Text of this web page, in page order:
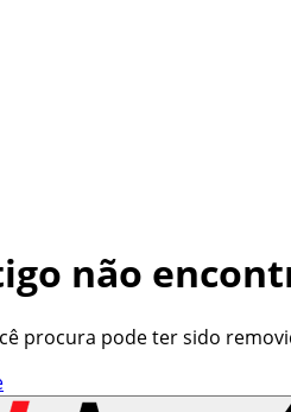
não
procura pode ter sido